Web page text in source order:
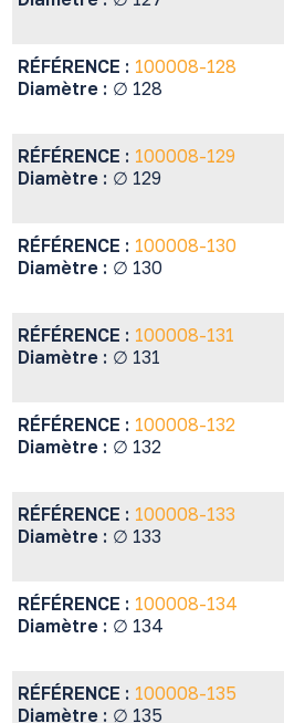
RÉFÉRENCE : 100008-128
Diamètre : ∅ 128
RÉFÉRENCE : 100008-129
Diamètre : ∅ 129
RÉFÉRENCE : 100008-130
Diamètre : ∅ 130
RÉFÉRENCE : 100008-131
Diamètre : ∅ 131
RÉFÉRENCE : 100008-132
Diamètre : ∅ 132
RÉFÉRENCE : 100008-133
Diamètre : ∅ 133
RÉFÉRENCE : 100008-134
Diamètre : ∅ 134
RÉFÉRENCE : 100008-135
Diamètre : ∅ 135